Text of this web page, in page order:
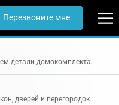
Перезвоните мне
детали домокомплекта.
дверей и перегородок.